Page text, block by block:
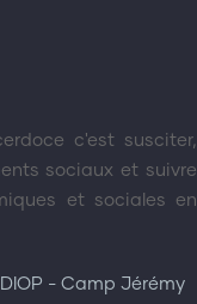
c'est susciter,
sociaux et suivre
et sociales en
- Camp Jérémy